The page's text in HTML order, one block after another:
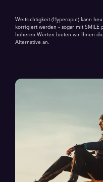
Weitsichtigkeit (Hyperopie) kann
korrigiert werden – sogar mit SMILE
höheren Werten bieten wir Ihnen
Alternative an.